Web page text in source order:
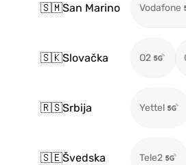
🇸🇲San Marino Vodafone
🇸🇰Slovačka O2
🇷🇸Srbija Yettel
🇸🇪Švedska Tele2